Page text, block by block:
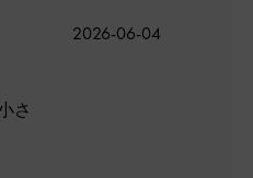
さ
公
2026-06-04